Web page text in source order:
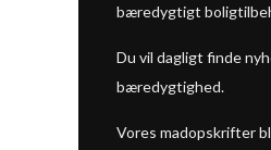
bæredygtigt
Du vil dagligt finde
bæredygtighed.
Vores madopskrifter